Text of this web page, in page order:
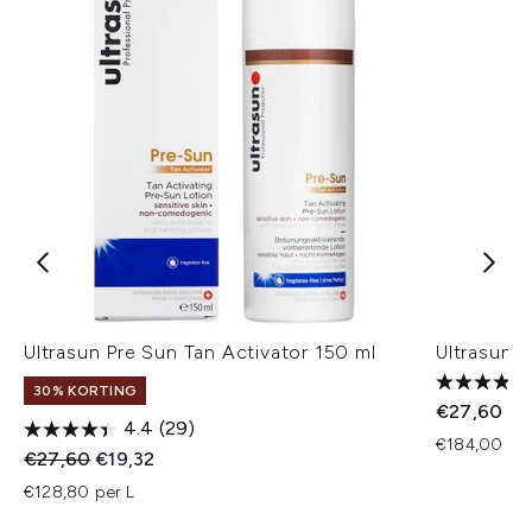
Ultrasun Pre Sun Tan Activator 150 ml
30% KORTING
4.4 (29)
Recommended Retail Price:
€27,60Huidige prijs:
€19,32
€128,80 per L
Ultrasun
€27,60
€184,00